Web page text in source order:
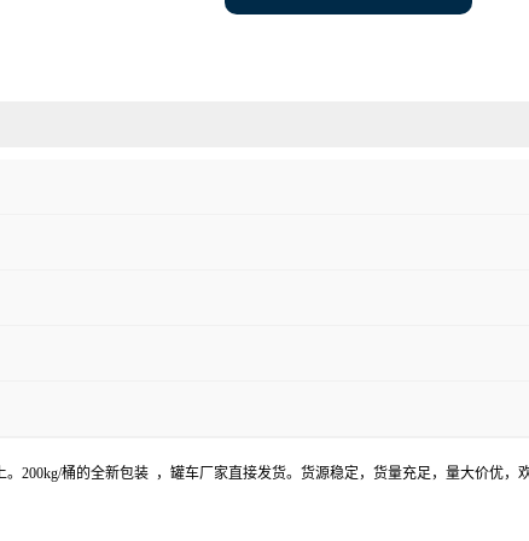
200kg/桶的全新包装 ，罐车厂家直接发货。货源稳定，货量充足，量大价优，欢